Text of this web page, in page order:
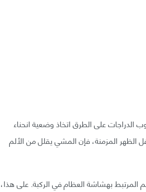
الدراجات على الطرق اتخاذ وضعية انحناء
الظهر المزمنة، فإن المشي يقلل من الألم
بهشاشة العظام في الركبة. على هذا،